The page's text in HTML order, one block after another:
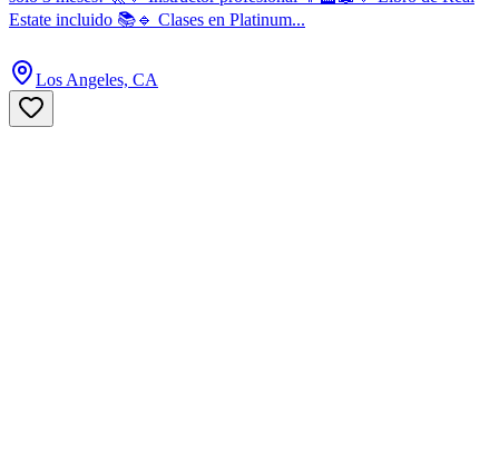
Estate incluido 📚🔹 Clases en Platinum...
Los Angeles, CA